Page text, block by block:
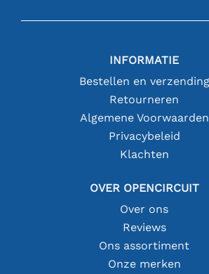
INFORMATIE
Bestellen en verzending
Retourneren
Algemene Voorwaarden
Privacybeleid
Klachten
OVER OPENCIRCUIT
Over ons
Reviews
Ons assortiment
Onze merken